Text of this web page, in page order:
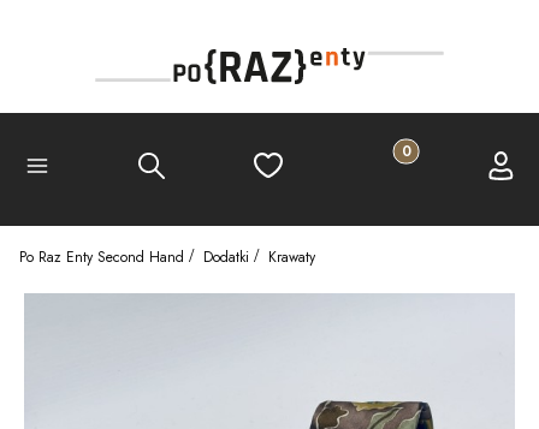
Menu Szukaj Ulubione Produkty w
Koszyk
Po Raz Enty Second Hand Dodatki Krawaty